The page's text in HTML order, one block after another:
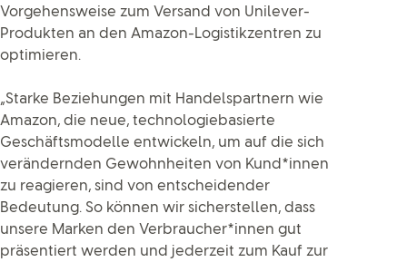
Vorgehensweise zum Versand von Unilever-
Produkten an den Amazon-Logistikzentren zu
optimieren.
„Starke Beziehungen mit Handelspartnern wie
Amazon, die neue, technologiebasierte
Geschäftsmodelle entwickeln, um auf die sich
verändernden Gewohnheiten von Kund*innen
zu reagieren, sind von entscheidender
Bedeutung. So können wir sicherstellen, dass
unsere Marken den Verbraucher*innen gut
präsentiert werden und jederzeit zum Kauf zur